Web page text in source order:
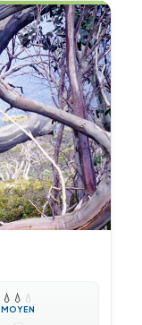
💧 💧 💧
MOYEN